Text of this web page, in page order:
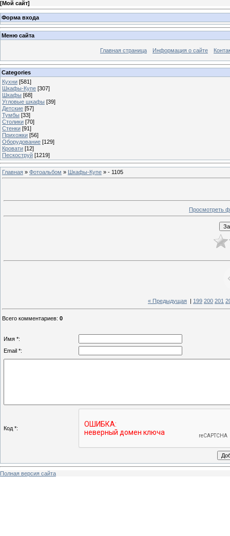
[Мой сайт]
Форма входа
Меню сайта
Главная страница Информация о сайте
Categories
Кухни [581]
Шкафы-Купе [307]
Шкафы [68]
Угловые шкафы [39]
Детские [57]
Тумбы [33]
Столики [70]
Стенки [91]
Прихожки [56]
Оборудование [129]
Кровати [12]
Пескоструй [1219]
Главная » Фотоальбом » Шкафы-Купе » - 1105
Просмотреть
« Предыдущая 199 200 201
Всего комментариев: 0
Имя *:
Email *:
Код *:
Полная версия сайта